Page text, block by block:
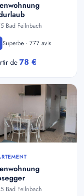
Bad Feilnbach
Superbe · 777 avis
de78 €
Bad Feilnbach